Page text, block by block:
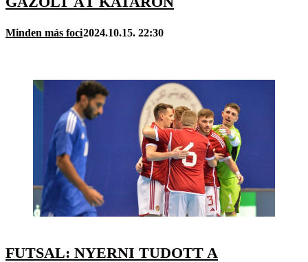
Minden más foci2024.10.15. 22:30
FUTSAL: NYERNI TUDOTT A